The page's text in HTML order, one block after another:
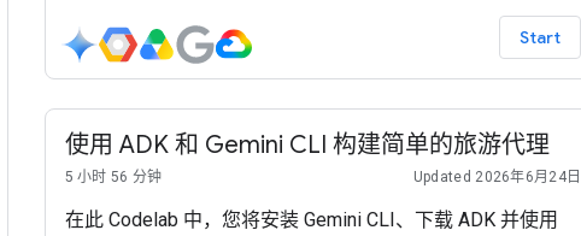
Start
使用 ADK 和 Gemini CLI 构建简单的旅游代理
5 小时 56 分钟 Updated 2026年6月24日
在此 Codelab 中，您将安装 Gemini CLI、下载 ADK 并使用